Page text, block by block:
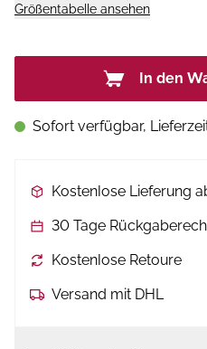
Größentabelle ansehen
In den
Sofort verfügbar,
Kostenlose Lieferung
30 Tage
Kostenlose Retoure
Versand mit DHL